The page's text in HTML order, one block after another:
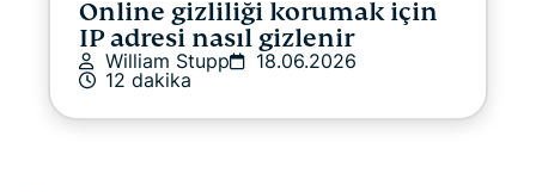
Online gizliliği korumak için
IP adresi nasıl gizlenir
William Stupp
18.06.2026
12 dakika